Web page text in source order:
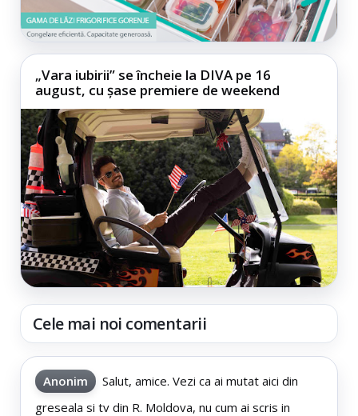
„Vara iubirii” se încheie la DIVA pe 16
august, cu șase premiere de weekend
Cele mai noi comentarii
Anonim
Salut, amice. Vezi ca ai mutat aici din
greseala si tv din R. Moldova, nu cum ai scris in